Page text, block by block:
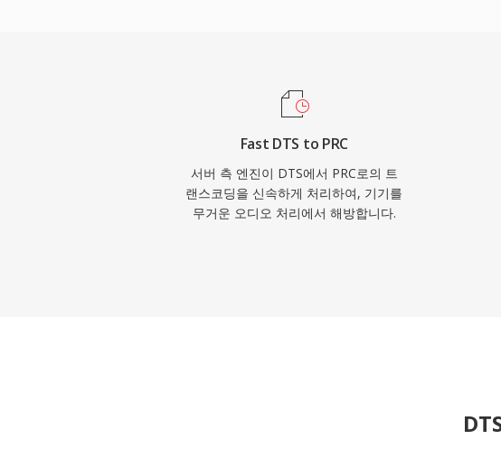
Fast DTS to PRC
서버 측 엔진이 DTS에서 PRC로의 트
랜스코딩을 신속하게 처리하여, 기기를
무거운 오디오 처리에서 해방합니다.